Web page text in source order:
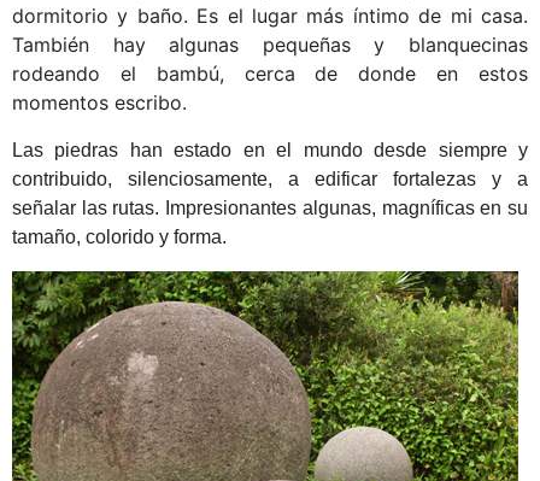
dormitorio y baño. Es el lugar más íntimo de mi casa.
También hay algunas pequeñas y blanquecinas
rodeando el bambú, cerca de donde en estos
momentos escribo.
Las piedras han estado en el mundo desde siempre y
contribuido, silenciosamente, a edificar fortalezas y a
señalar las rutas. Impresionantes algunas, magníficas en su
tamaño, colorido y forma.